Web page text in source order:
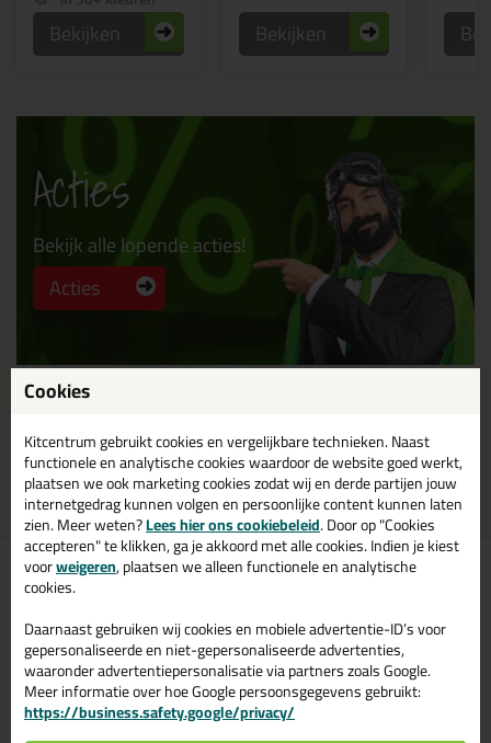
Bekijken Bekijken
Acties
Bekijk alle lopende acties!
Acties
Tips en tricks
Hulp bij je klus
Kit kopen doe je online
bij Kitcentrum.nl
Kit kopen doe je bij Kitcentrum.nl -
alles snel geleverd uit voorraad - Al
je kit en lijm bestel je eenvoudig bij
Kitcentrum.nl
Cookies
Kitcentrum gebruikt cookies en vergelijkbare technieken. Naast
functionele en analytische cookies waardoor de website goed werkt,
plaatsen we ook marketing cookies zodat wij en derde partijen jouw
internetgedrag kunnen volgen en persoonlijke content kunnen laten
zien. Meer weten?Lees hier ons cookiebeleid. Door op "Cookies
accepteren" te klikken, ga je akkoord met alle cookies. Indien je kiest
voorweigeren, plaatsen we alleen functionele en analytische
cookies.
Daarnaast gebruiken wij cookies en mobiele advertentie-ID’s voor
gepersonaliseerde en niet-gepersonaliseerde advertenties,
waaronder advertentiepersonalisatie via partners zoals Google.
Meer informatie over hoe Google persoonsgegevens gebruikt:
https://business.safety.google/privacy/